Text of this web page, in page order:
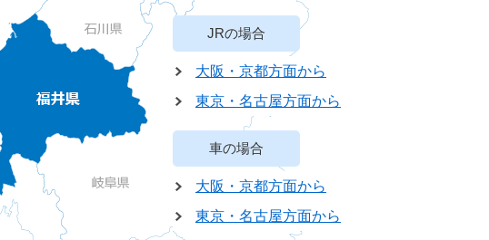
JRの場合
大阪・京都方面から
東京・名古屋方面から
車の場合
大阪・京都方面から
東京・名古屋方面から